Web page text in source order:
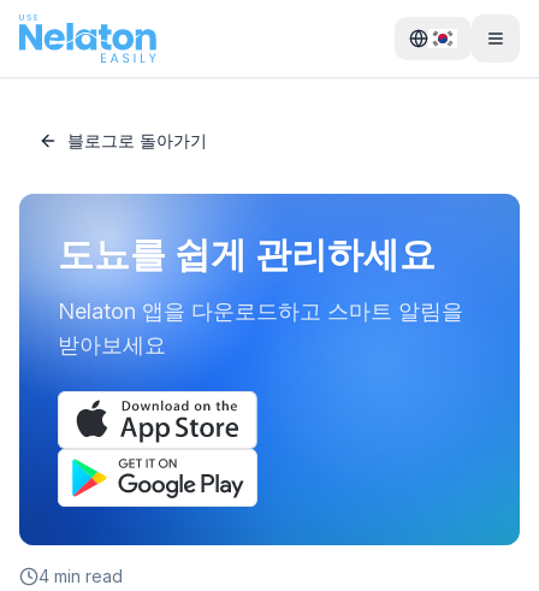
블로그로 돌아가기
도뇨를 쉽게 관리하세요
Nelaton 앱을 다운로드하고 스마트 알림을
받아보세요
4 min read